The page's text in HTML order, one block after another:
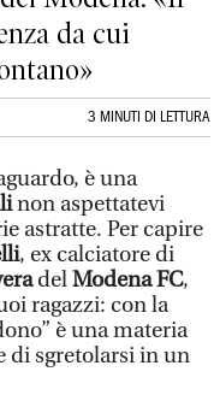
da cui
3 MINUTI DI LETTURA
è una
non aspettatevi
astratte. Per capire
, ex calciatore di
delModena FC,
ragazzi: con la
è una materia
di sgretolarsi in un